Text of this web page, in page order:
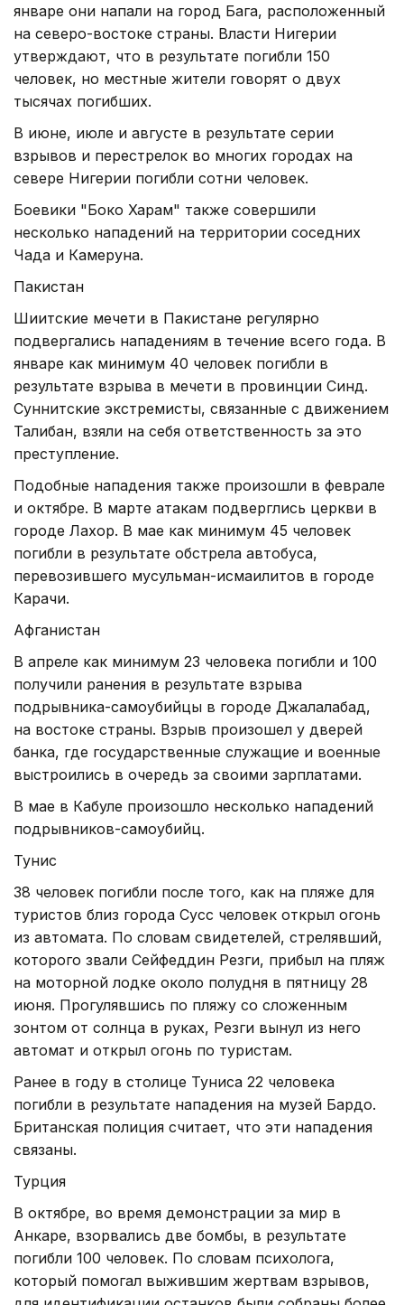
январе они напали на город Бага, расположенный
на северо-востоке страны. Власти Нигерии
утверждают, что в результате погибли 150
человек, но местные жители говорят о двух
тысячах погибших.
В июне, июле и августе в результате серии
взрывов и перестрелок во многих городах на
севере Нигерии погибли сотни человек.
Боевики "Боко Харам" также совершили
несколько нападений на территории соседних
Чада и Камеруна.
Пакистан
Шиитские мечети в Пакистане регулярно
подвергались нападениям в течение всего года. В
январе как минимум 40 человек погибли в
результате взрыва в мечети в провинции Синд.
Суннитские экстремисты, связанные с движением
Талибан, взяли на себя ответственность за это
преступление.
Подобные нападения также произошли в феврале
и октябре. В марте атакам подверглись церкви в
городе Лахор. В мае как минимум 45 человек
погибли в результате обстрела автобуса,
перевозившего мусульман-исмаилитов в городе
Карачи.
Афганистан
В апреле как минимум 23 человека погибли и 100
получили ранения в результате взрыва
подрывника-самоубийцы в городе Джалалабад,
на востоке страны. Взрыв произошел у дверей
банка, где государственные служащие и военные
выстроились в очередь за своими зарплатами.
В мае в Кабуле произошло несколько нападений
подрывников-самоубийц.
Тунис
38 человек погибли после того, как на пляже для
туристов близ города Сусс человек открыл огонь
из автомата. По словам свидетелей, стрелявший,
которого звали Сейфеддин Резги, прибыл на пляж
на моторной лодке около полудня в пятницу 28
июня. Прогулявшись по пляжу со сложенным
зонтом от солнца в руках, Резги вынул из него
автомат и открыл огонь по туристам.
Ранее в году в столице Туниса 22 человека
погибли в результате нападения на музей Бардо.
Британская полиция считает, что эти нападения
связаны.
Турция
В октябре, во время демонстрации за мир в
Анкаре, взорвались две бомбы, в результате
погибли 100 человек. По словам психолога,
который помогал выжившим жертвам взрывов,